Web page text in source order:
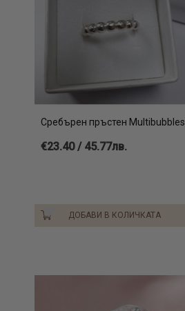
Сребърен пръстен Multibubbles
€23.40 / 45.77лв.
ДОБАВИ В КОЛИЧКАТА